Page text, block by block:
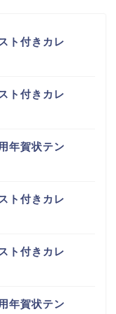
ト付きカレ
ト付きカレ
年賀状テン
ト付きカレ
ト付きカレ
年賀状テン